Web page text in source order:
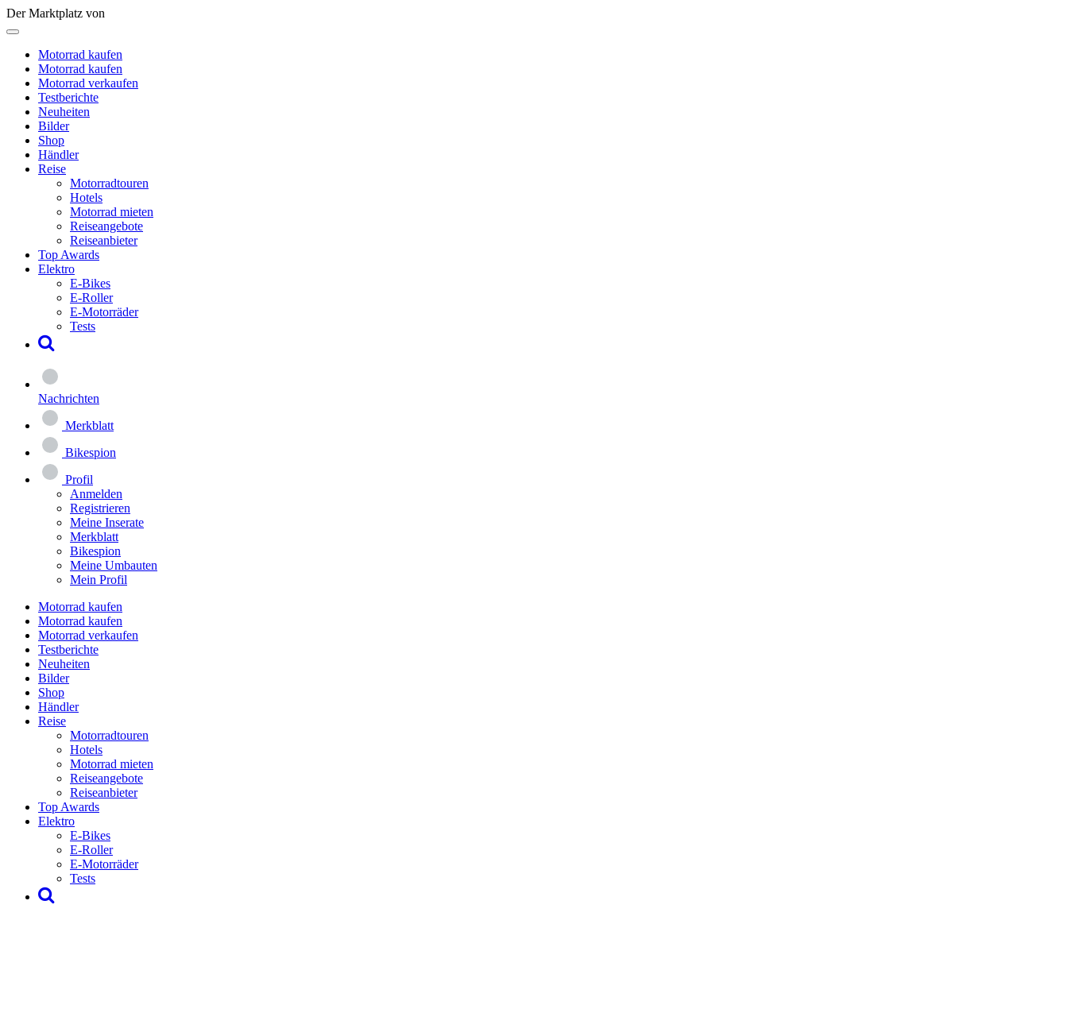
Der Marktplatz von
Motorrad kaufen
Motorrad kaufen
Motorrad verkaufen
Testberichte
Neuheiten
Bilder
Shop
Händler
Reise
Motorradtouren
Hotels
Motorrad mieten
Reiseangebote
Reiseanbieter
Top Awards
Elektro
E-Bikes
E-Roller
E-Motorräder
Tests
Nachrichten
Merkblatt
Bikespion
Profil
Anmelden
Registrieren
Meine Inserate
Merkblatt
Bikespion
Meine Umbauten
Mein Profil
Motorrad kaufen
Motorrad kaufen
Motorrad verkaufen
Testberichte
Neuheiten
Bilder
Shop
Händler
Reise
Motorradtouren
Hotels
Motorrad mieten
Reiseangebote
Reiseanbieter
Top Awards
Elektro
E-Bikes
E-Roller
E-Motorräder
Tests